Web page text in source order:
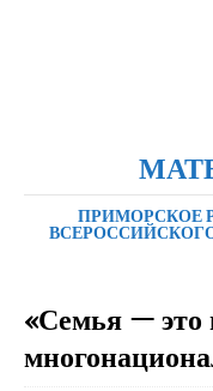
ПРИМОРСКОЕ
«Семья — это